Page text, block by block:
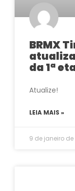
BRMX
da 1ª
Atualize!
LEIA MAIS »
9 de janeiro de